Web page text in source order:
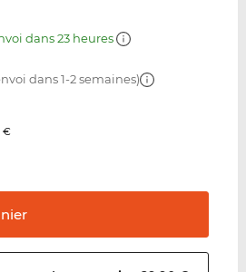
dans 23 heures
dans 1-2 semaines)
€